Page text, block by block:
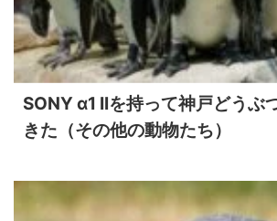
SONY α1 IIを持って神戸どうぶ
きた（その他の動物たち）